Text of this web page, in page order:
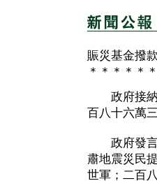
賑災基金撥
＊＊＊＊＊
政府接納
百八十六萬
政府發言
肅地震災民
世軍；二百